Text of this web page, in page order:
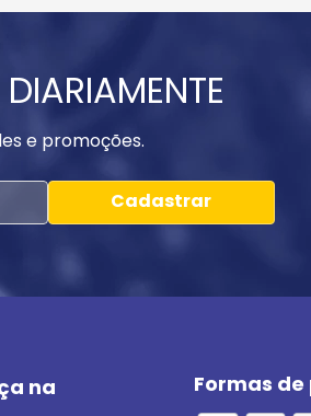
e promoções.
Cadastrar
na Formas